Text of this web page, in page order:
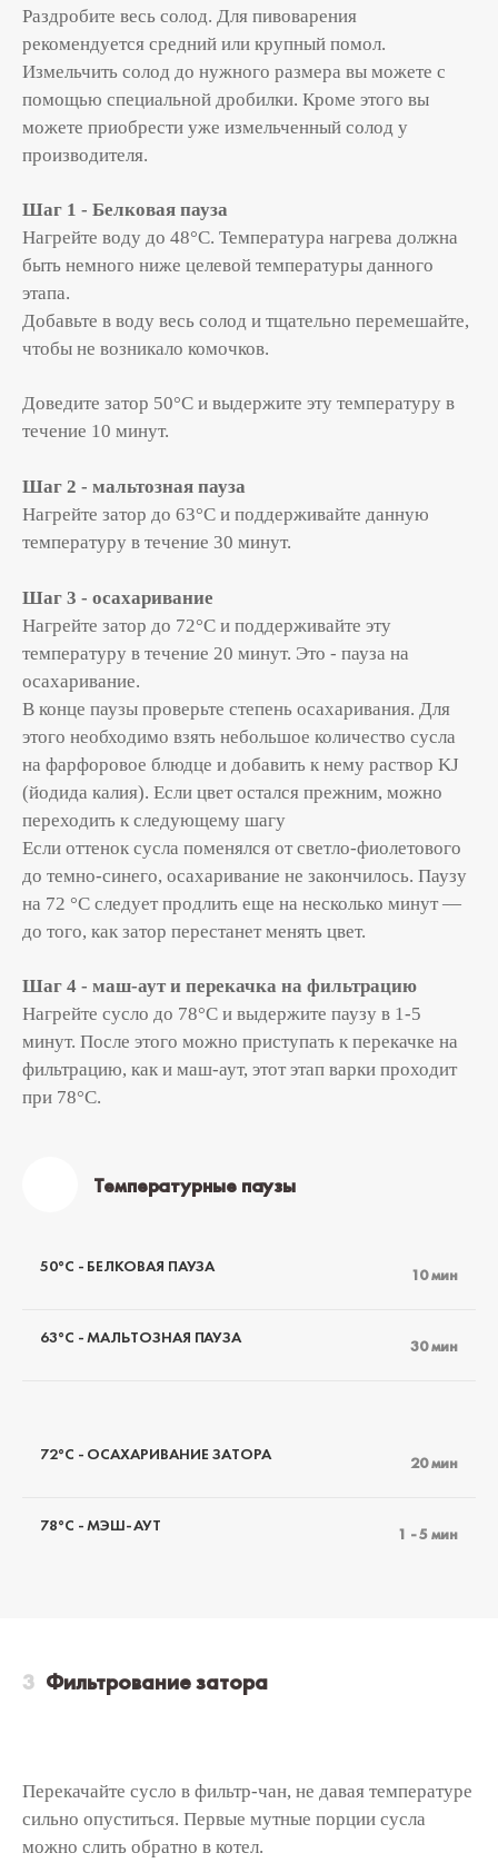
Раздробите весь солод. Для пивоварения
рекомендуется средний или крупный помол.
Измельчить солод до нужного размера вы можете с
помощью специальной дробилки. Кроме этого вы
можете приобрести уже измельченный солод у
производителя.
Шаг 1 - Белковая пауза
Нагрейте воду до 48°С. Температура нагрева должна
быть немного ниже целевой температуры данного
этапа.
Добавьте в воду весь солод и тщательно перемешайте,
чтобы не возникало комочков.
Доведите затор 50°С и выдержите эту температуру в
течение 10 минут.
Шаг 2 - мальтозная пауза
Нагрейте затор до 63°С и поддерживайте данную
температуру в течение 30 минут.
Шаг 3 - осахаривание
Нагрейте затор до 72°С и поддерживайте эту
температуру в течение 20 минут. Это - пауза на
осахаривание.
В конце паузы проверьте степень осахаривания. Для
этого необходимо взять небольшое количество сусла
на фарфоровое блюдце и добавить к нему раствор KJ
(йодида калия). Если цвет остался прежним, можно
переходить к следующему шагу
Если оттенок сусла поменялся от светло-фиолетового
до темно-синего, осахаривание не закончилось. Паузу
на 72 °С следует продлить еще на несколько минут —
до того, как затор перестанет менять цвет.
Шаг 4 - маш-аут и перекачка на фильтрацию
Нагрейте сусло до 78°С и выдержите паузу в 1-5
минут. После этого можно приступать к перекачке на
фильтрацию, как и маш-аут, этот этап варки проходит
при 78°С.
Температурные паузы
50°C - БЕЛКОВАЯ ПАУЗА 10 мин
63°C - МАЛЬТОЗНАЯ ПАУЗА 30 мин
72°C - ОСАХАРИВАНИЕ ЗАТОРА 20 мин
78°C - МЭШ-АУТ 1 - 5 мин
Фильтрование затора
Перекачайте сусло в фильтр-чан, не давая температуре
сильно опуститься. Первые мутные порции сусла
можно слить обратно в котел.